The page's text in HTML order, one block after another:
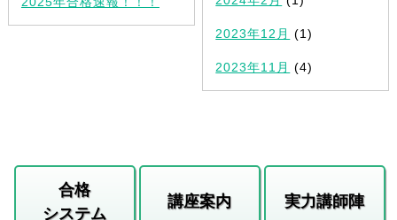
2023年12月 (1)
2023年11月 (4)
合格
システム
講座案内 実力講師陣